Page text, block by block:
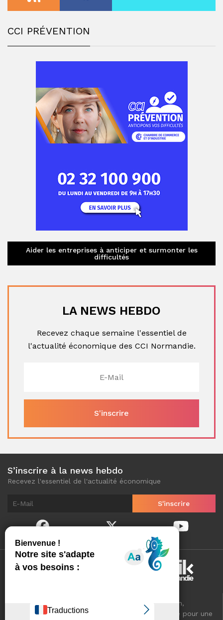
CCI PRÉVENTION
Aider les entreprises à anticiper et surmonter les
difficultés
LA NEWS HEBDO
Recevez chaque semaine l'essentiel de
l'actualité économique des CCI Normandie.
S’inscrire à la news hebdo
Recevez l'essentiel de l'actualité économique
Normandinamik sélectionne pour vous, au quotidien,
l'essentiel de l'actualité économique de Normandie pour une